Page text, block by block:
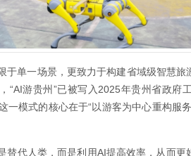
于单一场景，更致力于构建省域级智慧旅
“AI游贵州”已被写入2025年贵州省政府
一模式的核心在于“以游客为中心重构服
替代人类，而是利用AI提高效率，从而